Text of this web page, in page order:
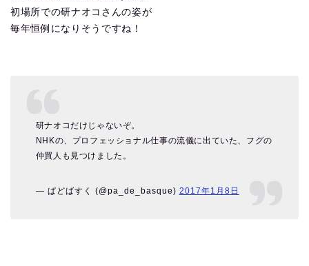
初場所での研ナオコさんの姿が
毎年恒例になりそうですね！
研ナオコだけじゃないぞ。
NHKの、プロフェッショナル仕事の流儀に出ていた、フグの
仲買人も見つけました。
— ぱどばすく (@pa_de_basque) 2017年1月8日